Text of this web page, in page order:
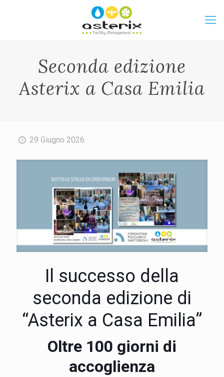
Seconda edizione
Asterix a Casa Emilia
29 Giugno 2026
Il successo della
seconda edizione di
“Asterix a Casa Emilia”
Oltre 100 giorni di
accoglienza